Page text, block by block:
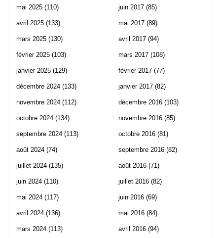
mai 2025 (110)
avril 2025 (133)
mars 2025 (130)
février 2025 (103)
janvier 2025 (129)
décembre 2024 (133)
novembre 2024 (112)
octobre 2024 (134)
septembre 2024 (113)
août 2024 (74)
juillet 2024 (135)
juin 2024 (110)
mai 2024 (117)
avril 2024 (136)
mars 2024 (113)
juin 2017 (85)
mai 2017 (89)
avril 2017 (94)
mars 2017 (108)
février 2017 (77)
janvier 2017 (82)
décembre 2016 (103)
novembre 2016 (85)
octobre 2016 (81)
septembre 2016 (82)
août 2016 (71)
juillet 2016 (82)
juin 2016 (69)
mai 2016 (84)
avril 2016 (94)